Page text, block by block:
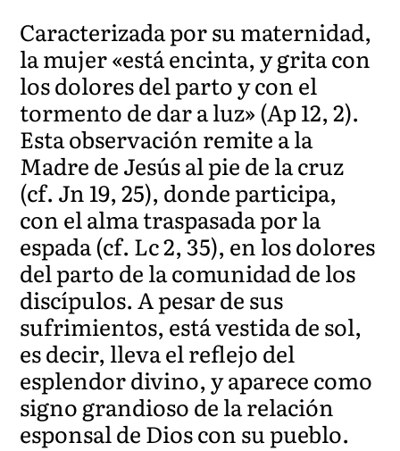
Caracterizada por su maternidad,
la mujer «está encinta, y grita con
los dolores del parto y con el
tormento de dar a luz» (Ap 12, 2).
Esta observación remite a la
Madre de Jesús al pie de la cruz
(cf. Jn 19, 25), donde participa,
con el alma traspasada por la
espada (cf. Lc 2, 35), en los dolores
del parto de la comunidad de los
discípulos. A pesar de sus
sufrimientos, está vestida de sol,
es decir, lleva el reflejo del
esplendor divino, y aparece como
signo grandioso de la relación
esponsal de Dios con su pueblo.